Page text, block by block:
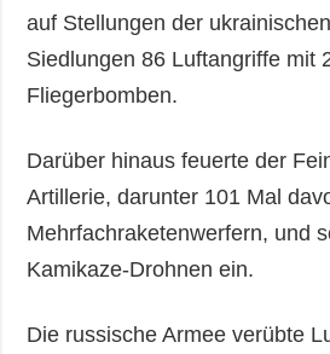
auf Stellungen der
Siedlungen 86 Luftangriffe mit
Fliegerbomben.
Darüber hinaus feuerte der
Artillerie, darunter 101 Mal
Mehrfachraketenwerfern, und
Kamikaze-Drohnen ein.
Die russische Armee verübte